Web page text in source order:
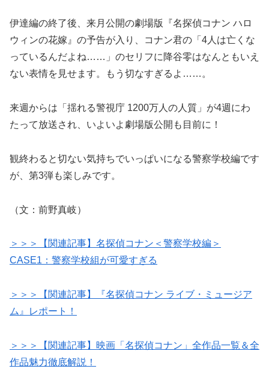
伊達編の終了後、来月公開の劇場版『名探偵コナン ハロ
ウィンの花嫁』の予告が入り、コナン君の「4人は亡くな
っているんだよね……」のセリフに降谷零はなんともいえ
ない表情を見せます。もう切なすぎるよ……。
来週からは「揺れる警視庁 1200万人の人質」が4週にわ
たって放送され、いよいよ劇場版公開も目前に！
観終わると切ない気持ちでいっぱいになる警察学校編です
が、第3弾も楽しみです。
（文：前野真岐）
＞＞＞【関連記事】名探偵コナン＜警察学校編＞
CASE1：警察学校組が可愛すぎる
＞＞＞【関連記事】『名探偵コナン ライブ・ミュージア
ム』レポート！
＞＞＞【関連記事】映画「名探偵コナン」全作品一覧＆全
作品魅力徹底解説！